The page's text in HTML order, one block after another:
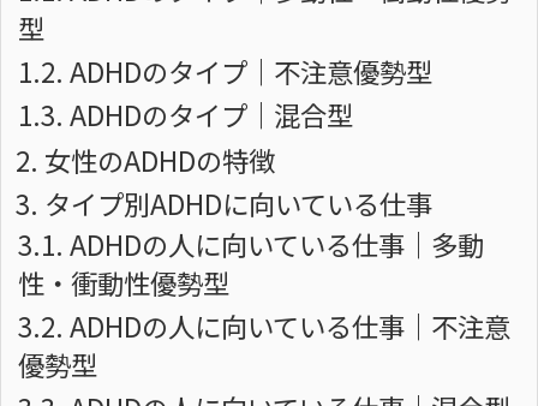
型
1.2. ADHDのタイプ｜不注意優勢型
1.3. ADHDのタイプ｜混合型
2. 女性のADHDの特徴
3. タイプ別ADHDに向いている仕事
3.1. ADHDの人に向いている仕事｜多動
性・衝動性優勢型
3.2. ADHDの人に向いている仕事｜不注意
優勢型